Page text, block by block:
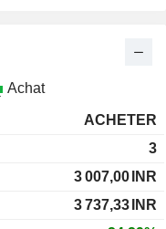
Achat
ACHETER
3
3 007,00 INR
3 737,33 INR